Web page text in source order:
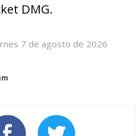
DMG.
7 de agosto de 2026